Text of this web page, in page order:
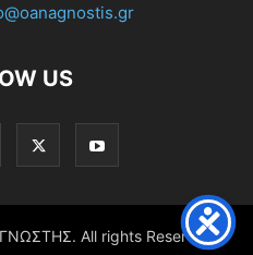
US
All rights Reserved